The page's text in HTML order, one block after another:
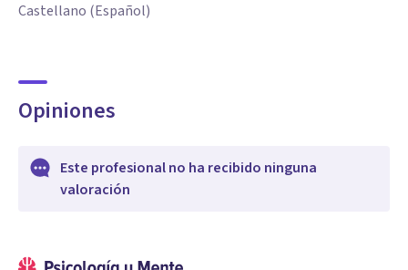
Castellano (Español)
Opiniones
Este profesional no ha recibido ninguna
valoración